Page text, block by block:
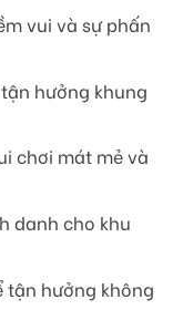
vui và sự phấn
hưởng khung
chơi mát mẻ và
danh cho khu
tận hưởng không